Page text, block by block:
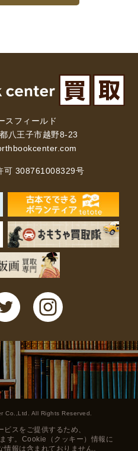
スフィールド
八王子市越野8-23
可 308761008329号
Co.,Ltd. All Rights Reserved.
スをご提供するため、
す。Cookie（クッキー）情報に
報は含まれておりません。